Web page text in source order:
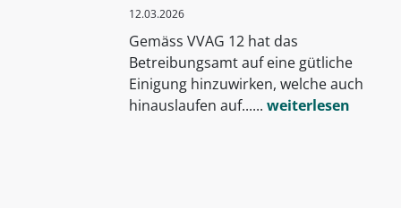
12.03.2026
Gemäss VVAG 12 hat das
Betreibungsamt auf eine gütliche
Einigung hinzuwirken, welche auch
hinauslaufen auf...... weiterlesen